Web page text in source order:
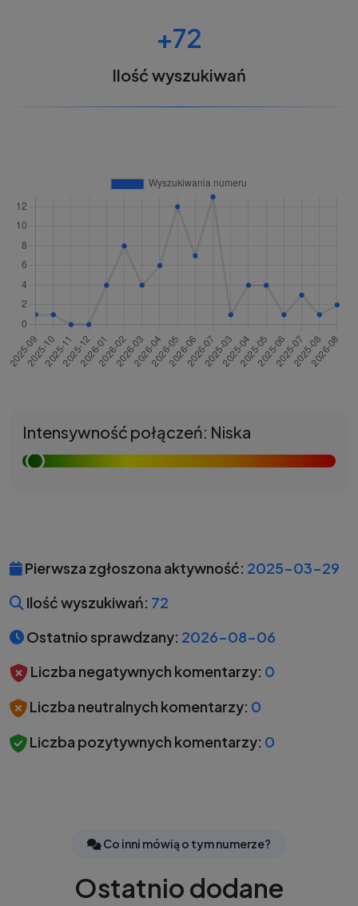
+72
Ilość wyszukiwań
Intensywność połączeń: Niska
Pierwsza zgłoszona aktywność: 2025-03-29
Ilość wyszukiwań: 72
Ostatnio sprawdzany: 2026-08-06
Liczba negatywnych komentarzy: 0
Liczba neutralnych komentarzy: 0
Liczba pozytywnych komentarzy: 0
Co inni mówią o tym numerze?
Ostatnio dodane